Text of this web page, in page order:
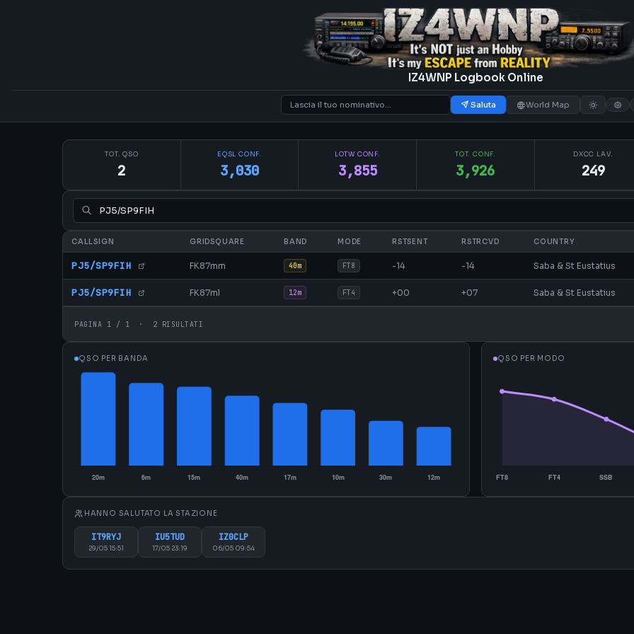
IZ4WNP Logbook Online
Saluta World Map
TOT. QSO
2
EQSL CONF.
3,030
LOTW CONF.
3,855
TOT. CONF.
3,926
DXCC LAV.
249
CALLSIGN GRIDSQUARE BAND MODE RSTSENT RSTRCVD COUNTRY
PJ5/SP9FIH FK87mm 40m FT8 -14 -14 Saba & St Eustatius
PJ5/SP9FIH FK87ml 12m FT4 +00 +07 Saba & St Eustatius
PAGINA 1 / 1 · 2 RISULTATI
QSO PER BANDA QSO PER MODO
HANNO SALUTATO LA STAZIONE
IT9RYJ
29/05 15:51
IU5TUD
17/05 23:19
IZ0CLP
06/05 09:54